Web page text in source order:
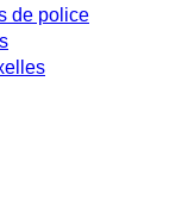
de police